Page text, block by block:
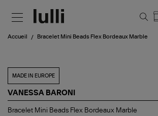
Accueil Bracelet Mini Beads Flex Bordeaux Marble
MADE IN EUROPE
VANESSA BARONI
Bracelet
Bracelet Mini Beads Flex Bordeaux Marble